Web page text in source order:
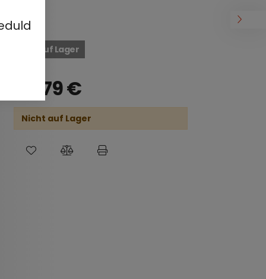
Nicht auf Lager
49,79€
Nicht auf Lager